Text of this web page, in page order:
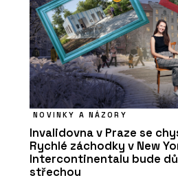
NOVINKY A NÁZORY
Invalidovna v Praze se
Rychlé záchodky v New
Intercontinentalu bude
střechou